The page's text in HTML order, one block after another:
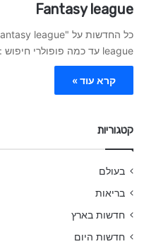
Fantasy league
league עד כמה פופולרי חיפוש : "Fantasy league" בישראל 1,000+…
קרא עוד »
קטגוריות
בעולם
בריאות
חדשות בארץ
חדשות היום